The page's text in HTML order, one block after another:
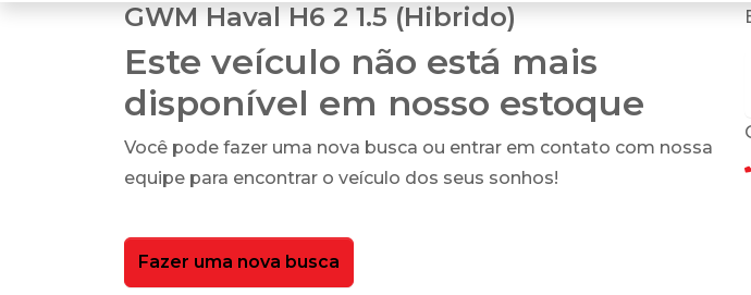
GWM Haval H6 2 1.5 (Hibrido)
Este veículo não está mais
disponível em nosso estoque
Você pode fazer uma nova busca ou entrar em contato com nossa
equipe para encontrar o veículo dos seus sonhos!
Fazer uma nova busca